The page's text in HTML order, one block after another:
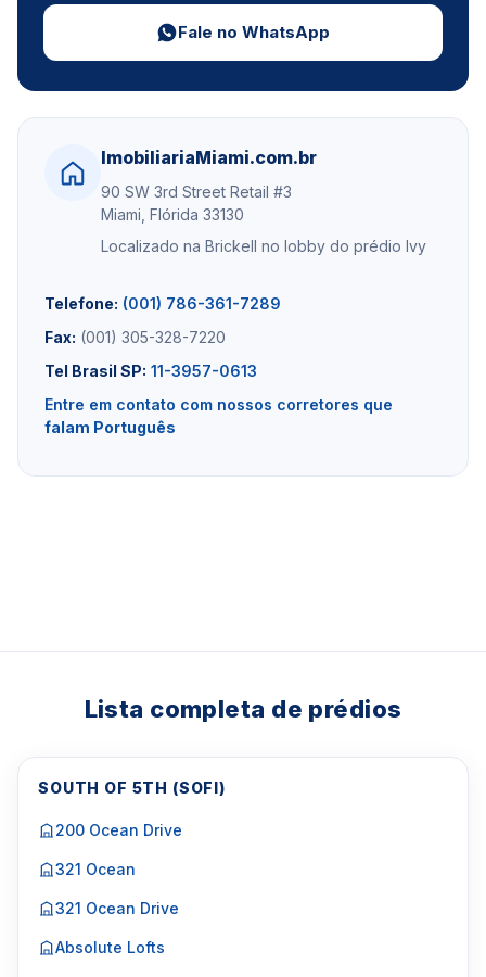
Fale no WhatsApp
ImobiliariaMiami.com.br
90 SW 3rd Street Retail #3
Miami, Flórida 33130
Localizado na Brickell no lobby do prédio Ivy
Telefone: (001) 786-361-7289
Fax: (001) 305-328-7220
Tel Brasil SP: 11-3957-0613
Entre em contato com nossos corretores que
falam Português
Lista completa de prédios
SOUTH OF 5TH (SOFI)
200 Ocean Drive
321 Ocean
321 Ocean Drive
Absolute Lofts